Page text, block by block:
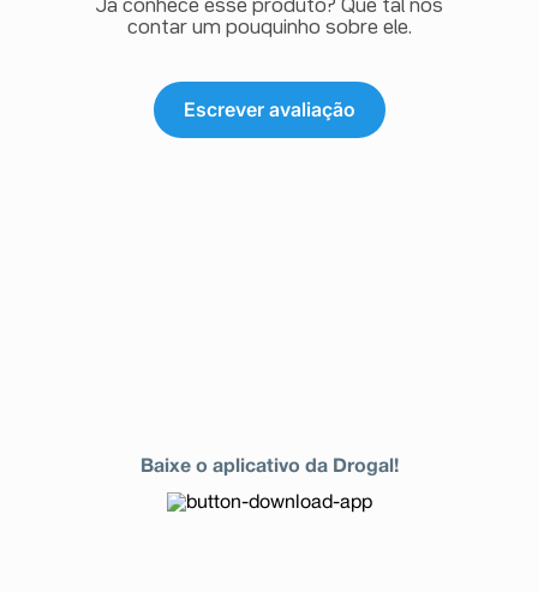
Já conhece esse produto? Que tal nos
contar um pouquinho sobre ele.
Escrever avaliação
Baixe o aplicativo da Drogal!